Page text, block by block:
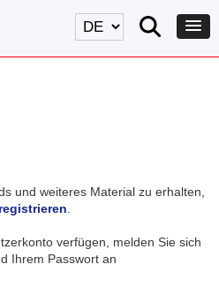
und weiteres Material zu erhalten,
registrieren
verfügen, melden Sie sich
Ihrem Passwort an